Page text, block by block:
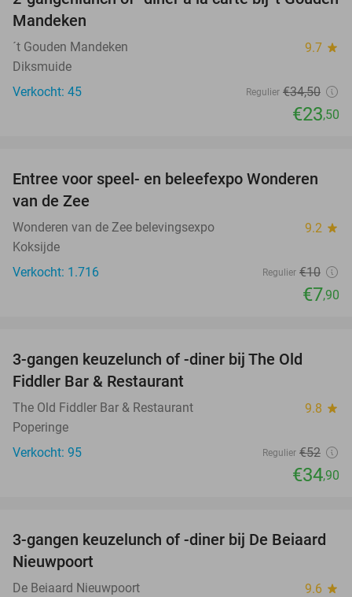
Mandeken
´t Gouden Mandeken 9.7 star
Diksmuide
Verkocht: 45
Regulier €34,50
€23,50
21%
Entree voor speel- en beleefexpo Wonderen
van de Zee
Wonderen van de Zee belevingsexpo 9.2 star
Koksijde
Verkocht: 1.716
Regulier €10
€7,90
3-gangen keuzelunch of -diner bij The Old
Fiddler Bar & Restaurant
The Old Fiddler Bar & Restaurant 9.8 star
Poperinge
Verkocht: 95
Regulier €52
€34,90
44%
3-gangen keuzelunch of -diner bij De Beiaard
Nieuwpoort
De Beiaard Nieuwpoort 9.6 star